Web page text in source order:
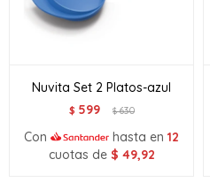
Nuvita Set 2 Platos-azul
$ 599 $630
Con hasta en 12
cuotas de $ 49,92